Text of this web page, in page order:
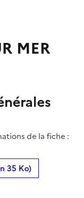
MER
de la fiche :
35 Ko)